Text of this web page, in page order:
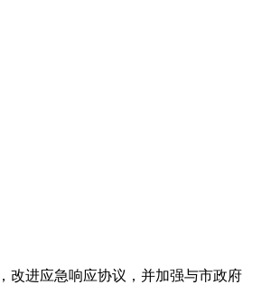
改进应急响应协议，并加强与市政府